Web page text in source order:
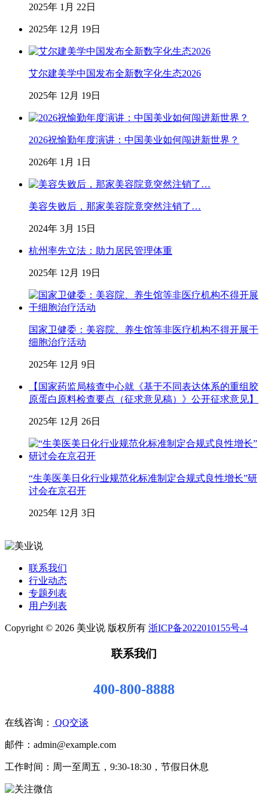
2025年 1月 22日
2025年 12月 19日
艾尔建美学中国发布全新数字化生态2026
2025年 12月 19日
2026祝愉勤年度演讲：中国美业如何闯进新世界？
2026年 1月 1日
美容失败后，那家美容院竟突然注销了…
2024年 3月 15日
杭州率先立法：助力居民管理体重
2025年 12月 19日
国家卫健委：美容院、养生馆等非医疗机构不得开展干
细胞治疗活动
2025年 12月 9日
【国家药监局核查中心就《基于不同表达体系的重组胶
原蛋白原料检查要点（征求意见稿）》公开征求意见】
2025年 12月 26日
“生美医美日化行业规范化标准制定合规式良性增长”研
讨会在京召开
2025年 12月 3日
联系我们
行业动态
专题列表
用户列表
Copyright © 2026 美业说 版权所有 浙ICP备2022010155号-4
联系我们
400-800-8888
在线咨询： QQ交谈
邮件：admin@example.com
工作时间：周一至周五，9:30-18:30，节假日休息